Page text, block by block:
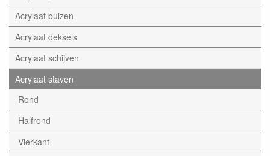
Acrylaat buizen
Acrylaat deksels
Acrylaat schijven
Acrylaat staven
Rond
Halfrond
Vierkant